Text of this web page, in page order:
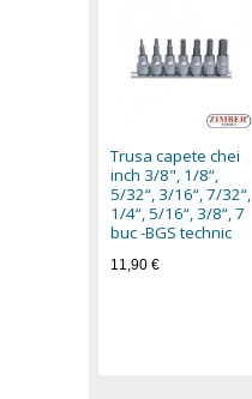
Trusa capete chei
inch 3/8", 1/8“,
5/32“, 3/16“, 7/32“,
1/4“, 5/16“, 3/8“, 7
buc -BGS technic
11,90 €